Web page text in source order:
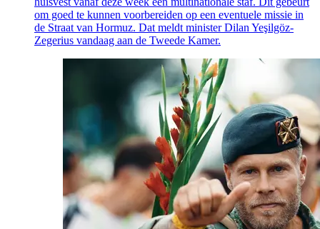
om goed te kunnen voorbereiden op een eventuele missie in
de Straat van Hormuz. Dat meldt minister Dilan Yeşilgöz-
Zegerius vandaag aan de Tweede Kamer.